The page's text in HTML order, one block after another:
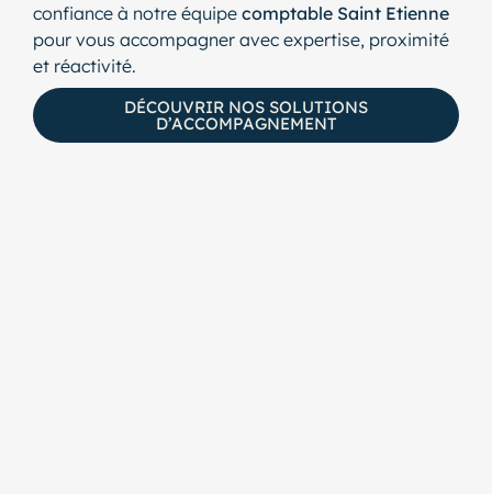
confiance à notre équipe comptable Saint Etienne
pour vous accompagner avec expertise, proximité
et réactivité.
DÉCOUVRIR NOS SOLUTIONS
D’ACCOMPAGNEMENT